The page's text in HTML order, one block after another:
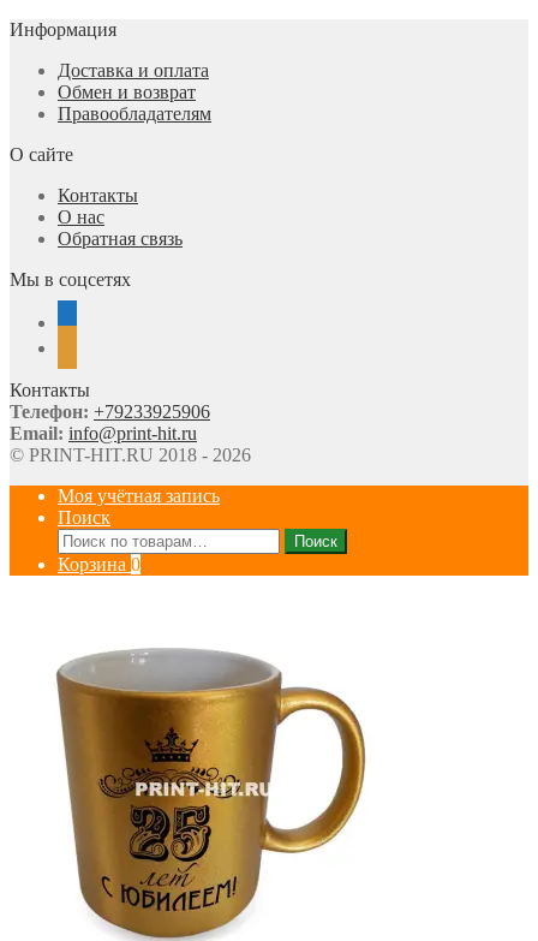
Информация
Доставка и оплата
Обмен и возврат
Правообладателям
О сайте
Контакты
О нас
Обратная связь
Мы в соцсетях
Контакты
Телефон: +79233925906
Email: info@print-hit.ru
© PRINT-HIT.RU 2018 - 2026
Моя учётная запись
Поиск
Искать:
Поиск
Корзина 0